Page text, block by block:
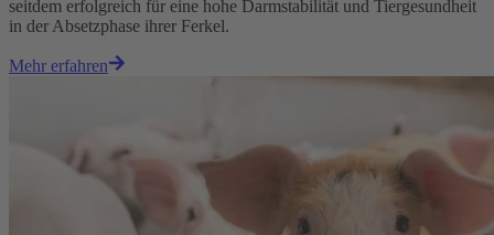
seitdem erfolgreich für eine hohe Darmstabilität und Tiergesundheit
in der Absetzphase ihrer Ferkel.
Mehr erfahren